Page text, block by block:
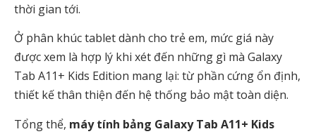
thời gian tới.
Ở phân khúc tablet dành cho trẻ em, mức giá này
được xem là hợp lý khi xét đến những gì mà Galaxy
Tab A11+ Kids Edition mang lại: từ phần cứng ổn định,
thiết kế thân thiện đến hệ thống bảo mật toàn diện.
Tổng thể, máy tính bảng Galaxy Tab A11+ Kids